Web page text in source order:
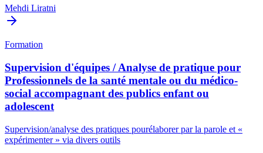
Mehdi Liratni
Formation
Supervision d'équipes / Analyse de pratique pour
Professionnels de la santé mentale ou du médico-
social accompagnant des publics enfant ou
adolescent
Supervision/analyse des pratiques pourélaborer par la parole et «
expérimenter » via divers outils